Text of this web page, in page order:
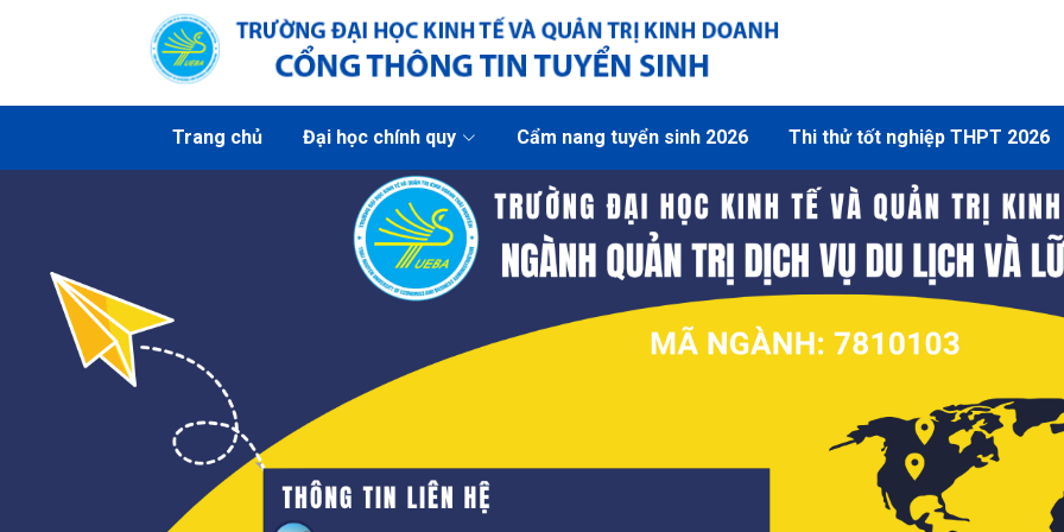
Trang chủ Đại học chính quy Cẩm nang tuyển sinh 2026 Thi thử tốt nghiệp THPT 2026